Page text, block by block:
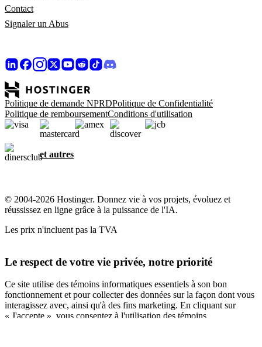
Contact
Signaler un Abus
Politique de demande NPRDPolitique de Confidentialité
Politique de remboursementConditions d'utilisation
et autres
© 2004-2026 Hostinger. Donnez vie à vos projets, évoluez et
réussissez en ligne grâce à la puissance de l'IA.
Les prix n'incluent pas la TVA
Le respect de votre vie privée, notre priorité
Ce site utilise des témoins informatiques essentiels à son bon
fonctionnement et pour collecter des données sur la façon dont vous
interagissez avec, ainsi qu'à des fins marketing. En cliquant sur
« J'accepte », vous consentez à l'utilisation des témoins